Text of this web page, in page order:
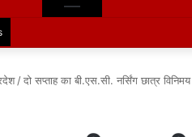
/दो सप्ताह का बी.एस.सी. नर्सिंग छात्र